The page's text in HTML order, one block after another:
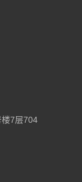
7层704